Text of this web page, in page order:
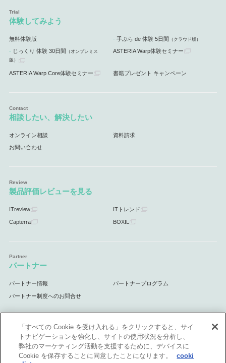
体験してみよう
無料体験版 手ぶら de 体験 5日間 （クラウド版）
じっくり 体験 30日間 （オンプレミス
版）
ASTERIA Warp体験セミナー
ASTERIA Warp Core体験セミナー 書籍プレゼント キャンペーン
相談したい、解決したい
オンライン相談 資料請求
お問い合わせ
製品評価レビューを見る
ITreview ITトレンド
Capterra BOXIL
パートナー
パートナー情報 パートナープログラム
パートナー制度へのお問合せ
サポート
サポート情報
「すべての Cookie を受け入れる」をクリックすると、サイ
トナビゲーションを強化し、サイトの使用状況を分析し、
弊社のマーケティング活動を支援するために、デバイスに
Cookie を保存することに同意したことになります。
cooki